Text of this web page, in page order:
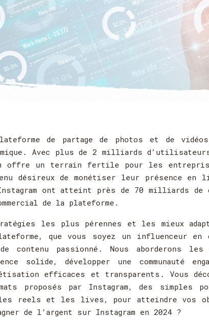
de partage de photos et de
Avec plus de 2 milliards
offre un terrain fertile pour les
désireux de monétiser leur présence en
ont atteint près de 70 milliards de
de la plateforme.
les plus pérennes et les mieux
que vous soyez un influenceur en
contenu passionné. Nous aborderons les
solide, développer une communauté
efficaces et transparents. Vous
proposés par Instagram, des simples
reels et les lives, pour atteindre vos
de l’argent sur Instagram en 2024 ?